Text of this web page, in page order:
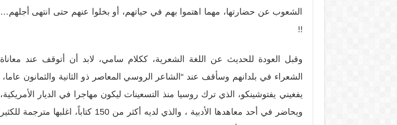
الشعوب عن حضارتها، مهما اهتموا بهم في حياتهم، أو بخلوا عنهم حتى انتهى أجلهم…
!!
وقبل العودة للحديث عن اللغة الشعرية، ككلام سامي، لابد أن أتوقف عند معاناة
الشعراء في بلدانهم وسأقف عند “الشاعر الروسي المعاصر ذو الثانية والثمانون عاما،
يفغيني يفتوشينكو، الذي ترك روسيا منذ التسعينات ليكون مهاجرا في الديار الأمريكية،
ويحاضر في أحد معاهدها الأدبية ، والذي لديه أكثر من 150 كتاباً، اغلبها مترجمة للكثير